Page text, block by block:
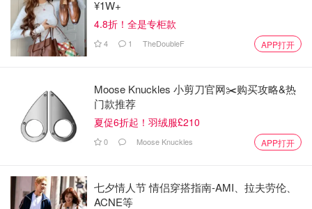
¥1W+
4.8折！全是专柜款
4 1 TheDoubleF APP打开
Moose Knuckles 小剪刀官网✂️购买攻略&热
门款推荐
夏促6折起！羽绒服£210
0 Moose Knuckles APP打开
七夕情人节 情侣穿搭指南-AMI、拉夫劳伦、
ACNE等